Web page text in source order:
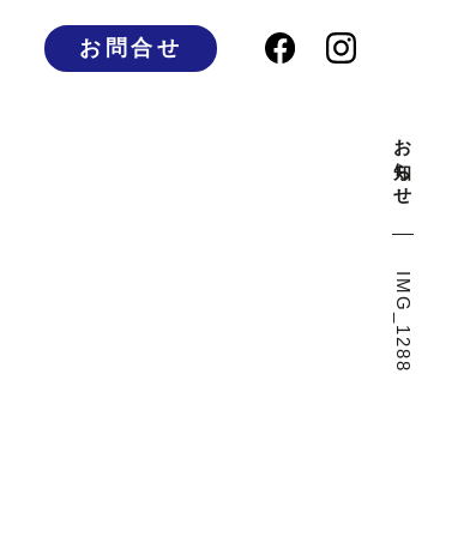
お問合せ
お知らせ
IMG_1288